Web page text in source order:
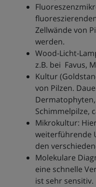
Zellwände von
werden.
Wood-Licht-
z.B. bei Favus,
Kultur
von Pilzen.
Schimmelpilze,
Mikrokultur:
weiterführende
den
Molekulare
eine schnelle
ist sehr sensitiv.